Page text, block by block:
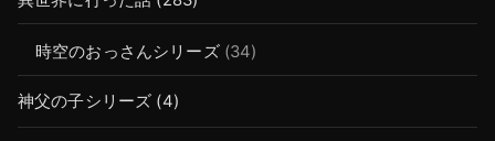
時空のおっさんシリーズ(34)
神父の子シリーズ (4)